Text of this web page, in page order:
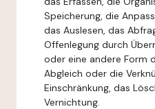
Speicherung, die
das Auslesen, das
Offenlegung durch
oder eine andere Form
Abgleich oder die
Einschränkung, das
Vernichtung.